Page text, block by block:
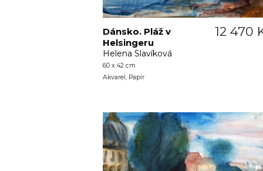
Dánsko. Pláž v
Helsingeru
Helena Slavíková
60 x 42 cm
Akvarel, Papír
12 470